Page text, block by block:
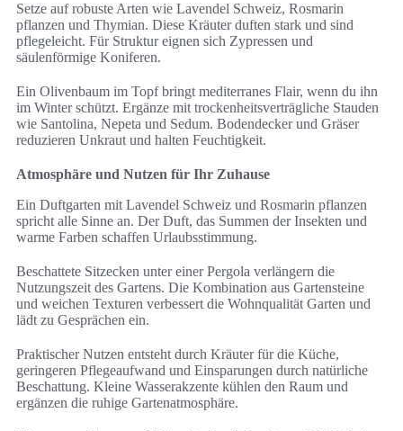
Setze auf robuste Arten wie Lavendel Schweiz, Rosmarin
pflanzen und Thymian. Diese Kräuter duften stark und sind
pflegeleicht. Für Struktur eignen sich Zypressen und
säulenförmige Koniferen.
Ein Olivenbaum im Topf bringt mediterranes Flair, wenn du ihn
im Winter schützt. Ergänze mit trockenheitsverträgliche Stauden
wie Santolina, Nepeta und Sedum. Bodendecker und Gräser
reduzieren Unkraut und halten Feuchtigkeit.
Atmosphäre und Nutzen für Ihr Zuhause
Ein Duftgarten mit Lavendel Schweiz und Rosmarin pflanzen
spricht alle Sinne an. Der Duft, das Summen der Insekten und
warme Farben schaffen Urlaubsstimmung.
Beschattete Sitzecken unter einer Pergola verlängern die
Nutzungszeit des Gartens. Die Kombination aus Gartensteine
und weichen Texturen verbessert die Wohnqualität Garten und
lädt zu Gesprächen ein.
Praktischer Nutzen entsteht durch Kräuter für die Küche,
geringeren Pflegeaufwand und Einsparungen durch natürliche
Beschattung. Kleine Wasserakzente kühlen den Raum und
ergänzen die ruhige Gartenatmosphäre.